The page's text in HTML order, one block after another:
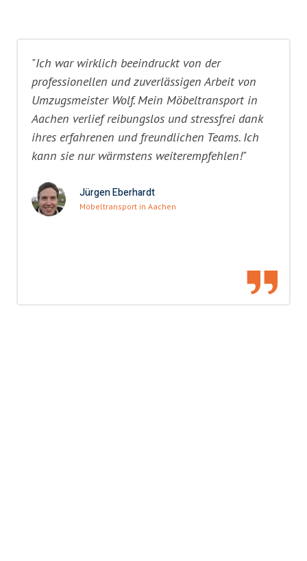
"Ich war wirklich beeindruckt von der
professionellen und zuverlässigen Arbeit von
Umzugsmeister Wolf. Mein Möbeltransport in
Aachen verlief reibungslos und stressfrei dank
ihres erfahrenen und freundlichen Teams. Ich
kann sie nur wärmstens weiterempfehlen!"
Jürgen Eberhardt
Möbeltransport in Aachen